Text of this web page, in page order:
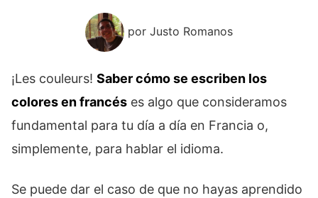
por Justo Romanos
¡Les couleurs! Saber cómo se escriben los
colores en francés es algo que consideramos
fundamental para tu día a día en Francia o,
simplemente, para hablar el idioma.
Se puede dar el caso de que no hayas aprendido